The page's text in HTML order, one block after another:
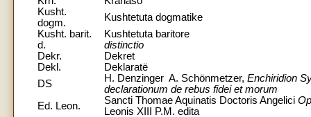
Kusht.
dogm.
Kushtetuta dogmatike
Kusht. barit.
Kushtetuta baritore
d.
distinctio
Dekr.
Dekret
Dekl.
Deklaratë
DS
H. Denzinger A. Schönmetzer, Enchiridion
declarationum de rebus fidei et morum
Ed. Leon.
Sancti Thomae Aquinatis Doctoris Angelici
Leonis XIII P.M. edita